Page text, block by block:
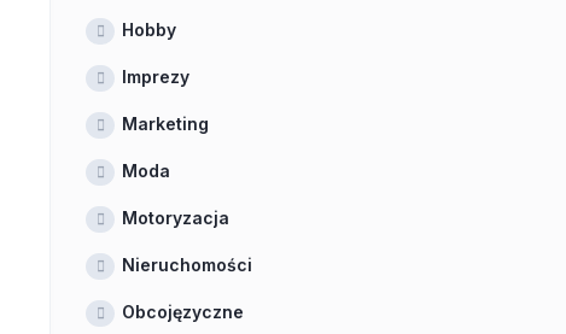
Hobby
Imprezy
Marketing
Moda
Motoryzacja
Nieruchomości
Obcojęzyczne